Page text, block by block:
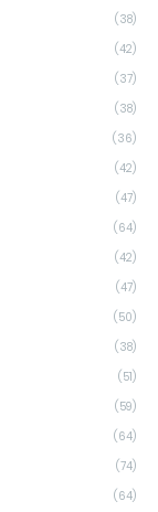
(38)
(42)
(37)
(38)
(36)
(42)
(47)
(64)
(42)
(47)
(50)
(38)
(51)
(59)
(64)
(74)
(64)